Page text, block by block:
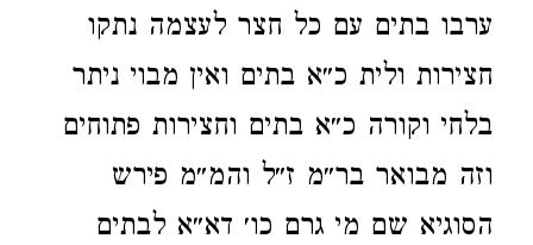
ערבו בתים עם כל חצר לעצמה נתקו
חצירות ולית כ״א בתים ואין מבוי ניתר
בלחי וקורה כ״א בתים וחצירות פתוחים
וזה מבואר בר״מ ז״ל והמ״מ פירש
הסוגיא שם מי גרם כו׳ דא״א לבתים